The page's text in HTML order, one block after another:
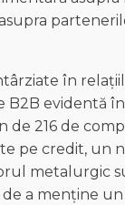
în
evidentă
216 de
pe credit, un
metalurgic
a menține